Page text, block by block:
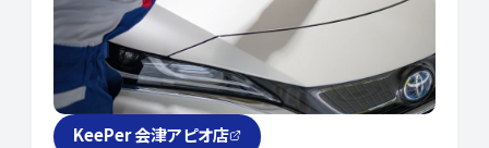
KeePer 会津アピオ店